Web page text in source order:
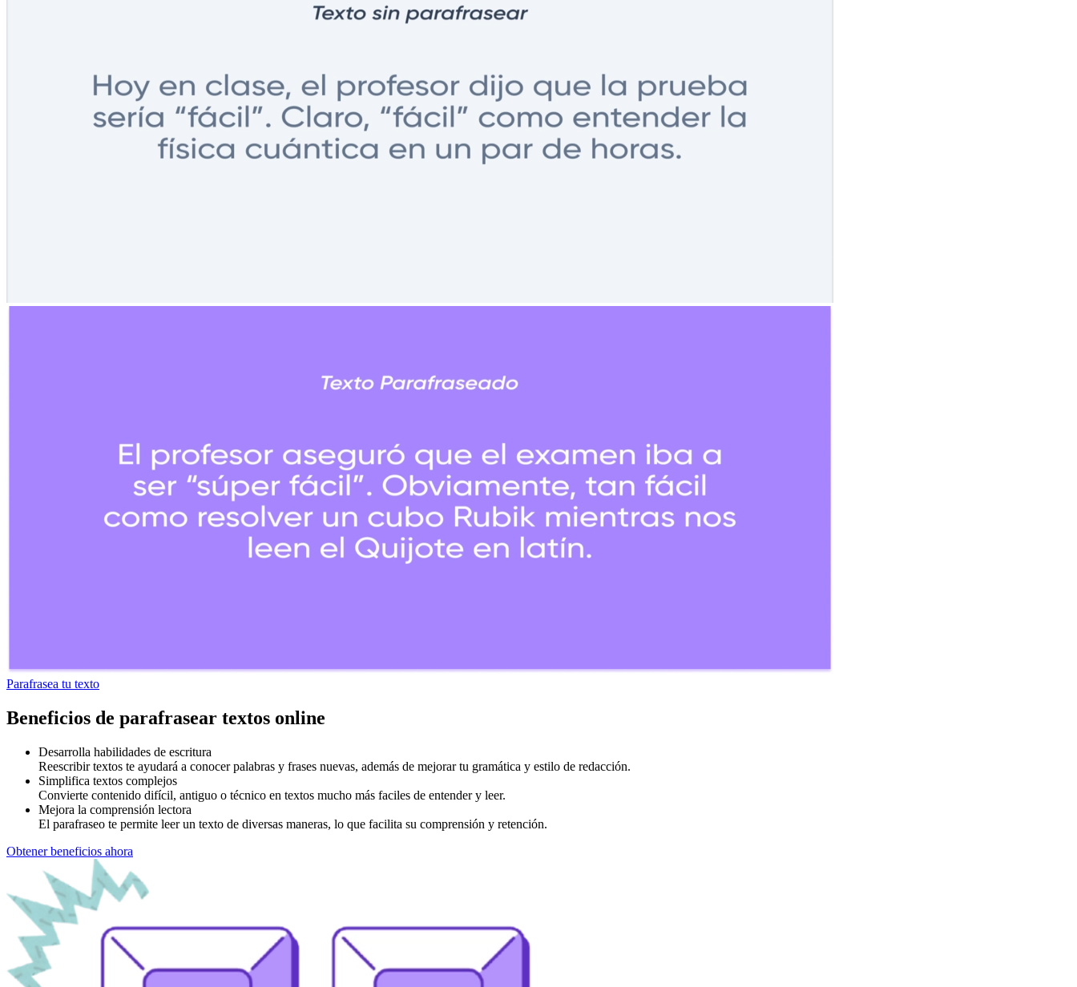
Parafrasea tu texto
Beneficios de parafrasear textos online
Desarrolla habilidades de escritura
Reescribir textos te ayudará a conocer palabras y frases nuevas, además de mejorar tu gramática y estilo de redacción.
Simplifica textos complejos
Convierte contenido difícil, antiguo o técnico en textos mucho más faciles de entender y leer.
Mejora la comprensión lectora
El parafraseo te permite leer un texto de diversas maneras, lo que facilita su comprensión y retención.
Obtener beneficios ahora